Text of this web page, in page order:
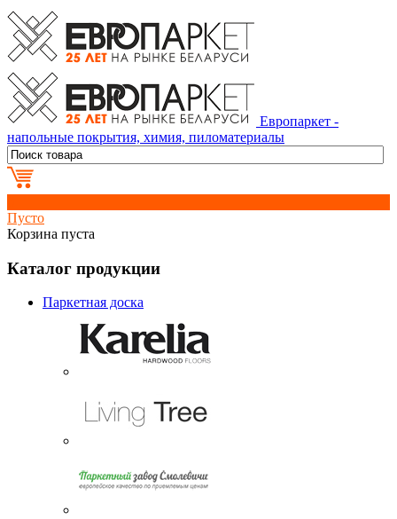
Европаркет -
напольные покрытия, химия, пиломатериалы
Пусто
Корзина пуста
Каталог продукции
Паркетная доска